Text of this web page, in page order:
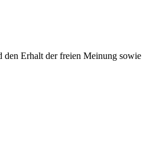
Erhalt der freien Meinung